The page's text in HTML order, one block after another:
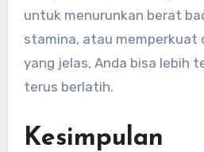
untuk menurunkan berat
stamina, atau memperkuat
yang jelas, Anda bisa lebih
terus berlatih.
Kesimpulan